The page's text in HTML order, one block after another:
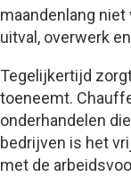
maandenlang
uitval, overwerk
Tegelijkertijd
toeneemt.
onderhandelen
bedrijven is het
met de